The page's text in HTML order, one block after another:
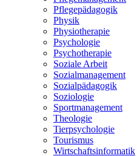
Pflegepädagogik
Physik
Physiotherapie
Psychologie
Psychotherapie
Soziale Arbeit
Sozialmanagement
Sozialpädagogik
Soziologie
Sportmanagement
Theologie
Tierpsychologie
Tourismus
Wirtschaftsinformatik